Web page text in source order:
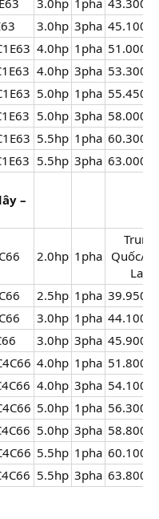
3.0hp​ 3pha​
4.0hp​ 1pha​
4.0hp​ 3pha​
5.0hp​ 1pha​
5.0hp​ 3pha​
5.5hp​ 1pha​
5.5hp​ 3pha​
–
2.0hp​ 1pha​
Trung
Quốc/
Lan​
2.5hp​ 1pha​
3.0hp​ 1pha​
3.0hp​ 3pha​
4.0hp​ 1pha​
4.0hp​ 3pha​
5.0hp​ 1pha​
5.0hp​ 3pha​
5.5hp​ 1pha​
5.5hp​ 3pha​